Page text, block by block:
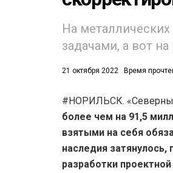
На
задачами, а вот
21 октября 2022 Время
#НОРИЛЬСК.
более чем на 91,5
взятыми на себя
наследия
разработки